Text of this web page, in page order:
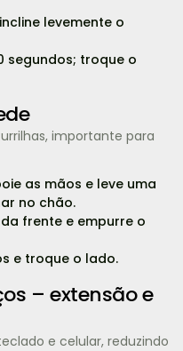
levemente o
segundos; troque o
importante para
as mãos e leve uma
no chão.
frente e empurre o
e troque o lado.
– extensão e
e celular, reduzindo